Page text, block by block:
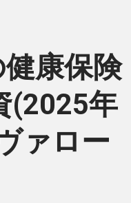
康保険
(2025年
ァロー